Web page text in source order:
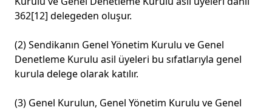
362[12] delegeden oluşur.
(2) Sendikanın Genel Yönetim Kurulu ve Genel
Denetleme Kurulu asil üyeleri bu sıfatlarıyla genel
kurula delege olarak katılır.
(3) Genel Kurulun, Genel Yönetim Kurulu ve Genel